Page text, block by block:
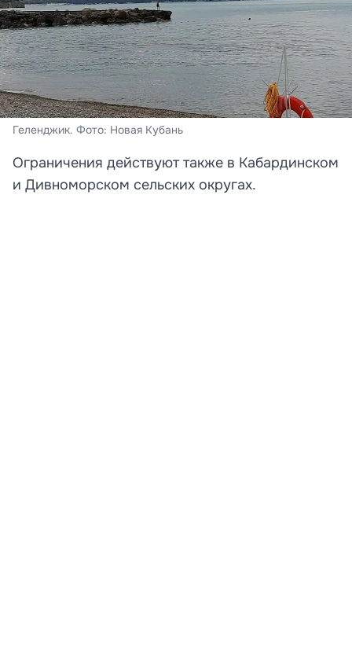
Геленджик. Фото: Новая Кубань
Ограничения действуют также в Кабардинском
и Дивноморском сельских округах.